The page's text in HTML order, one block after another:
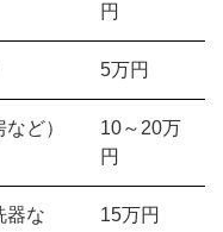
円
5万円
ど）
10～20万
円
器な
15万円